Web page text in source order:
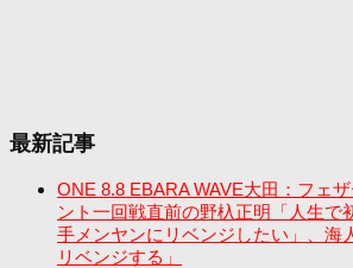
最新記事
ONE 8.8 EBARA WAVE大田：フェ
ント一回戦直前の野杁正明「人生で
手メンヤンにリベンジしたい」、海
リベンジする」